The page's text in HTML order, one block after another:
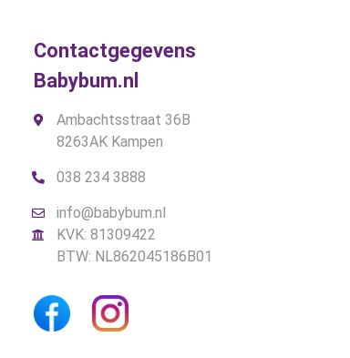
Contactgegevens
Babybum.nl
Ambachtsstraat 36B
8263AK Kampen
038 234 3888
info@babybum.nl
KVK: 81309422
BTW: NL862045186B01